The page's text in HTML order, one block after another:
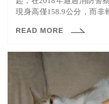
現身高僅158.9公分，而非
盡救濟未果後聲請釋憲。
READ MORE